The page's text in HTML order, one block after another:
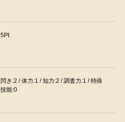
5Pt
閃き:2 / 体力:1 / 知力:2 / 調査力:1 / 特殊
技能:0